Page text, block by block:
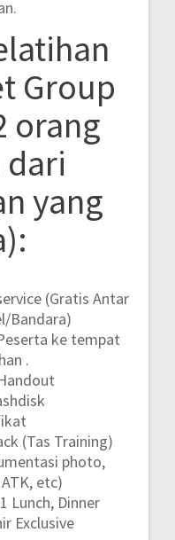
Group
orang
yang
(Gratis Antar
Bandara)
ke tempat
.
(Tas Training)
photo,
etc)
Lunch, Dinner
Exclusive